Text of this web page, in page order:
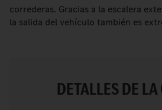
correderas. Gracias a la escalera
la salida del vehículo también es
DETALLES DE